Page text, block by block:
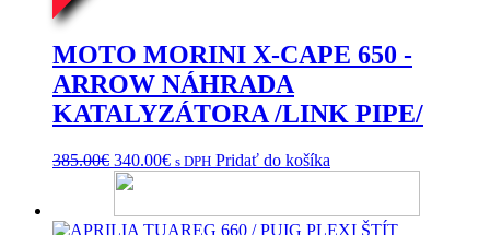
MOTO MORINI X-CAPE 650 -
ARROW NÁHRADA
KATALYZÁTORA /LINK PIPE/
385.00€ Pôvodná
cena
385.00€.
340.00€Aktuálna
340.00€.
s DPH Pridať do košíka